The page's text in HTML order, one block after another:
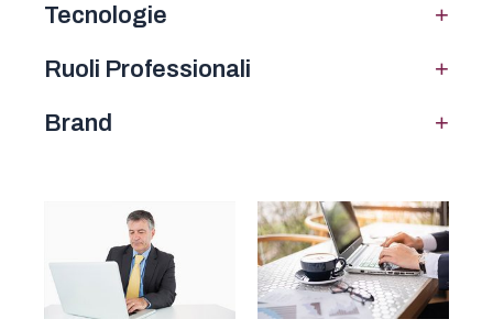
Tecnologie +
Ruoli Professionali +
Brand +